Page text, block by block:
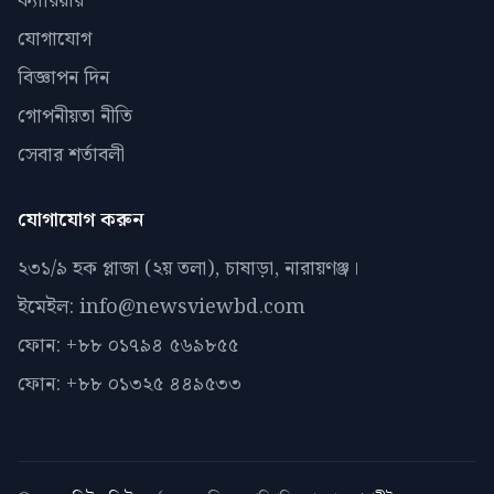
যোগাযোগ
বিজ্ঞাপন দিন
গোপনীয়তা নীতি
সেবার শর্তাবলী
যোগাযোগ করুন
২৩১/৯ হক প্লাজা (২য় তলা), চাষাড়া, নারায়ণঞ্জ।
ইমেইল: info@newsviewbd.com
ফোন: +৮৮ ০১৭৯৪ ৫৬৯৮৫৫
ফোন: +৮৮ ০১৩২৫ ৪৪৯৫৩৩